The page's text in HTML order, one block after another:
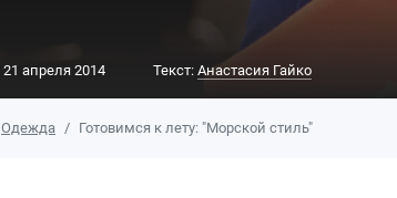
21 апреля 2014 Текст:Анастасия Гайко
Одежда Готовимся к лету: "Морской стиль"